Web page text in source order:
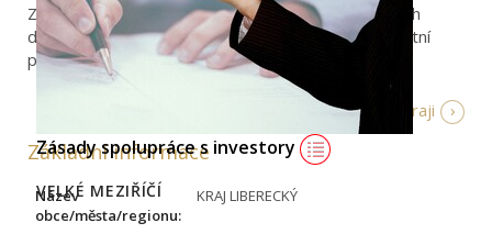
Zásady spolupráce s investory
VELKÉ MEZIŘÍČÍ
Zavedení změny systému v posuzování rozvojových
dokumentů z hlediska zdraví a v souladu se Zdravotní
politikou Libereckého kraje metodou HIA.
Více info o kraji
Základní informace
Název
obce/města/regionu:
KRAJ LIBERECKÝ